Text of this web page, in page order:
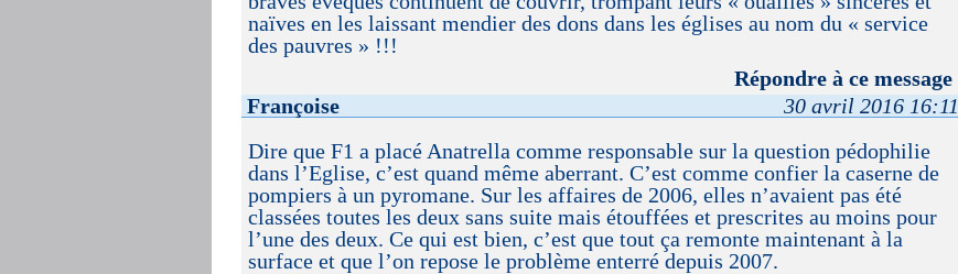
naïves en les laissant mendier des dons dans les églises au nom du « service
des pauvres » !!!
Répondre à ce message
Françoise
30 avril 2016 16:11
Dire que F1 a placé Anatrella comme responsable sur la question pédophilie
dans l’Eglise, c’est quand même aberrant. C’est comme confier la caserne de
pompiers à un pyromane. Sur les affaires de 2006, elles n’avaient pas été
classées toutes les deux sans suite mais étouffées et prescrites au moins pour
l’une des deux. Ce qui est bien, c’est que tout ça remonte maintenant à la
surface et que l’on repose le problème enterré depuis 2007.